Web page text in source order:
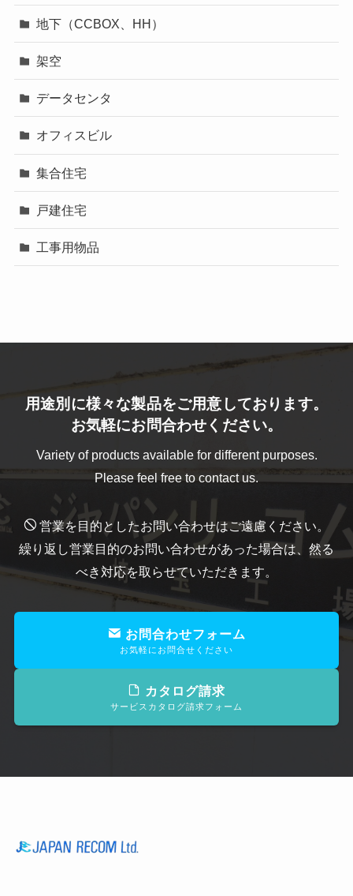
地下（CCBOX、HH）
架空
データセンタ
オフィスビル
集合住宅
戸建住宅
工事用物品
用途別に様々な製品をご用意しております。
お気軽にお問合わせください。
Variety of products available for different purposes.
Please feel free to contact us.
営業を目的としたお問い合わせはご遠慮ください。
繰り返し営業目的のお問い合わせがあった場合は、然る
べき対応を取らせていただきます。
お問合わせフォーム
お気軽にお問合せください
カタログ請求
サービスカタログ請求フォーム